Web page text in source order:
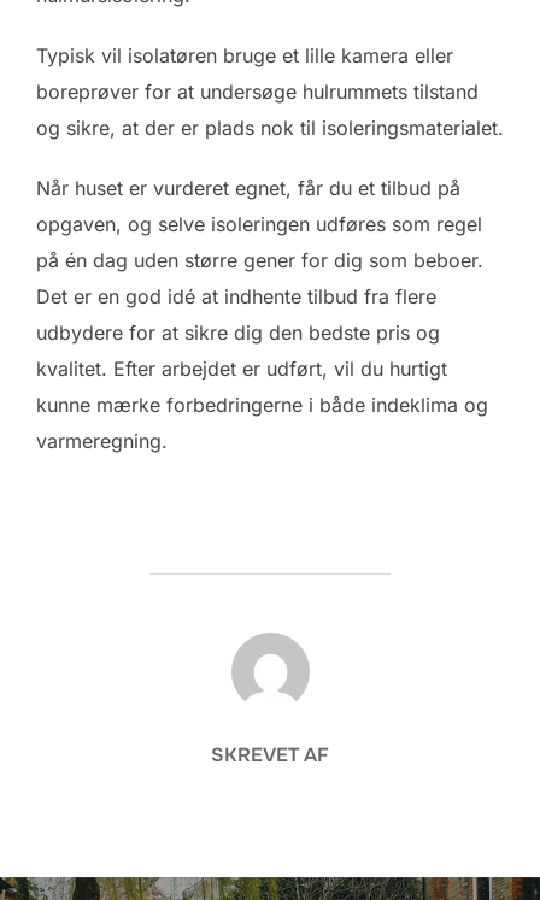
Typisk vil isolatøren bruge et lille kamera eller
boreprøver for at undersøge hulrummets tilstand
og sikre, at der er plads nok til isoleringsmaterialet.
Når huset er vurderet egnet, får du et tilbud på
opgaven, og selve isoleringen udføres som regel
på én dag uden større gener for dig som beboer.
Det er en god idé at indhente tilbud fra flere
udbydere for at sikre dig den bedste pris og
kvalitet. Efter arbejdet er udført, vil du hurtigt
kunne mærke forbedringerne i både indeklima og
varmeregning.
FORFATTER
SKREVET AF